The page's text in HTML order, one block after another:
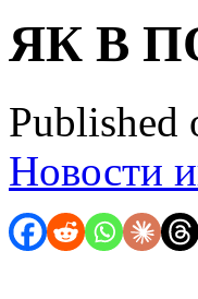
ЯК В
Published
Новости